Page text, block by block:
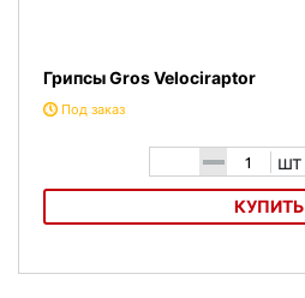
Грипсы Gros Velociraptor
Под заказ
- шт
КУПИТЬ